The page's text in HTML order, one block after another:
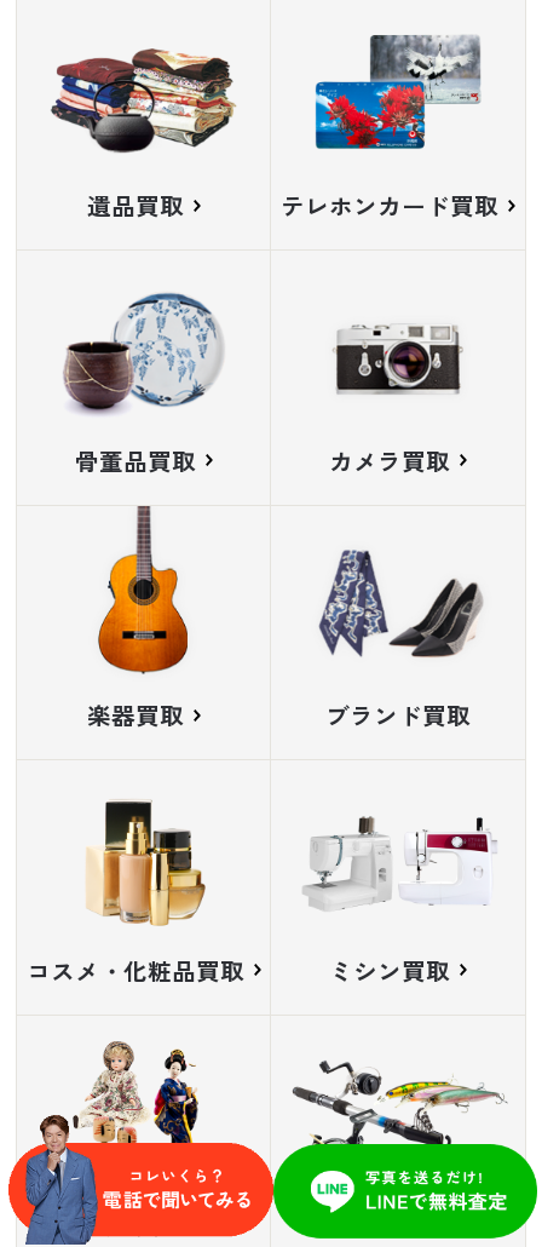
遺品買取 テレホンカード買取
骨董品買取 カメラ買取
楽器買取 ブランド買取
コスメ・化粧品買取 ミシン買取
人形買取 釣り具買取